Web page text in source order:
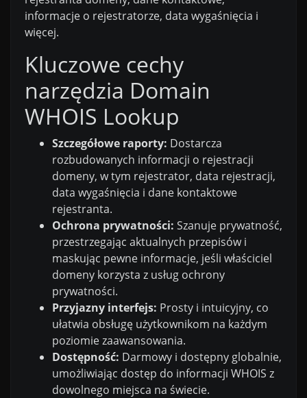
informacje o rejestratorze, data wygaśnięcia i
więcej.
Kluczowe cechy
narzędzia Domain
WHOIS Lookup
Szczegółowe raporty: Dostarcza
rozbudowanych informacji o rejestracji
domeny, w tym rejestrator, data rejestracji,
data wygaśnięcia i dane kontaktowe
rejestranta.
Ochrona prywatności: Szanuje prywatność,
przestrzegając aktualnych przepisów i
maskując pewne informacje, jeśli właściciel
domeny korzysta z usług ochrony
prywatności.
Przyjazny interfejs: Prosty i intuicyjny, co
ułatwia obsługę użytkownikom na każdym
poziomie zaawansowania.
Dostępność: Darmowy i dostępny globalnie,
umożliwiając dostęp do informacji WHOIS z
dowolnego miejsca na świecie.